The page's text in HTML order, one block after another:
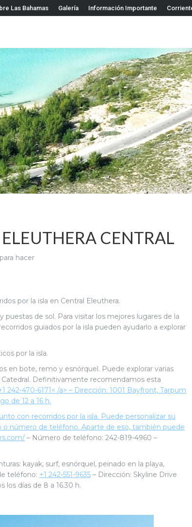
Las Bahamas Galería Información Importante
CENTRAL
hacer
por la isla en Central Eleuthera.
puestas de sol. Para visitar los mejores lugares de la
guiados por la isla pueden ayudarlo a explorar
por la isla.
en bote, remo y esnórquel. Puede explorar varias
Definitivamente recomendamos esta
242-470-6171< /a> – Dirección: 1001 Bayfront, Tarpum
de 12 a 16 h.
con recorridos por la isla. Puede personalizar su
número de teléfono. Aparte de eso, también puede
– Número de teléfono: 242-819-4960 –
kayak, surf, esnórquel, peinado en la playa,
teléfono: +1 242-551-9635 – Dirección: Skyline Drive
los días de 8 a 16.30 h.